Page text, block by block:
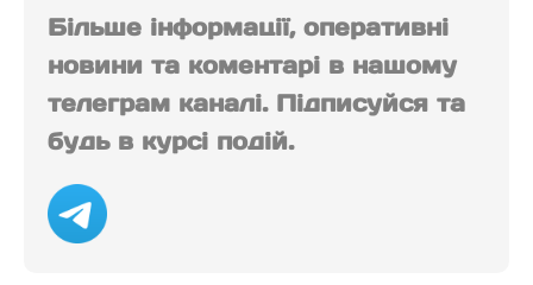
Більше інформації, оперативні
новини та коментарі в нашому
телеграм каналі. Підписуйся та
будь в курсі подій.